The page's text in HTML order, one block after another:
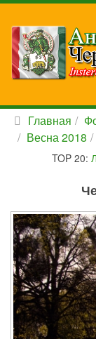
Главная
Весна 2018
TOP 20: